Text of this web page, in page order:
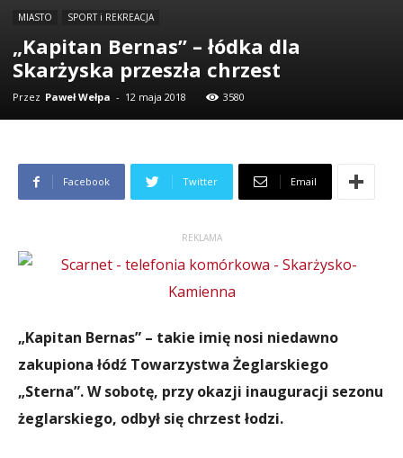
MIASTO SPORT i REKREACJA
„Kapitan Bernas” – łódka dla
Skarżyska przeszła chrzest
Przez Paweł Wełpa - 12 maja 2018 3580
Facebook Twitter Email
REKLAMA
„Kapitan Bernas” – takie imię nosi niedawno
zakupiona łódź Towarzystwa Żeglarskiego
„Sterna”. W sobotę, przy okazji inauguracji sezonu
żeglarskiego, odbył się chrzest łodzi.